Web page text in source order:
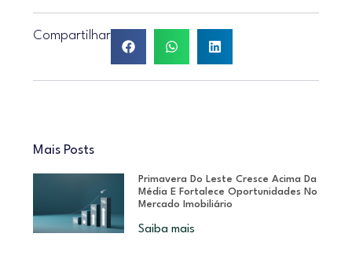
Compartilhar
Mais Posts
Primavera Do Leste Cresce Acima Da
Média E Fortalece Oportunidades No
Mercado Imobiliário
Saiba mais